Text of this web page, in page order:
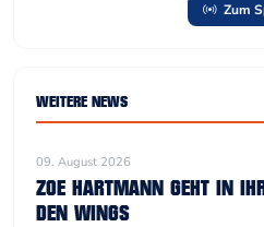
Zum
WEITERE NEWS
09. August 2026
ZOE HARTMANN GEHT IN
DEN WINGS